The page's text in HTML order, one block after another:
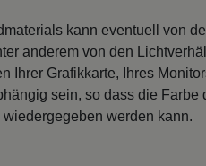
kann eventuell von
anderem von den
Ihrer Grafikkarte, Ihres
sein, so dass die Farbe
werden kann.